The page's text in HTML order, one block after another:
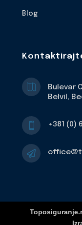
Blog

Bulevar
Belvil,
 +381 (0)
